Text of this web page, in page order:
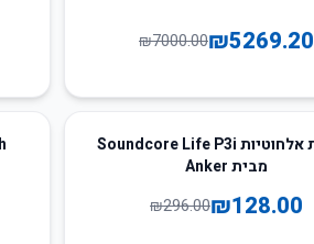
₪5269.20
₪7000.00
אוזניות אלחוטיות Soundcore Life P3i
מבית Anker
₪128.00
₪296.00